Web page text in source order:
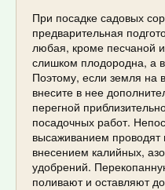
При посадке садовых
предварительная
любая, кроме песчаной
слишком плодородна, а
Поэтому, если земля на
внесите в нее
перегной
посадочных работ.
высаживанием проводят
внесением калийных,
удобрений.
поливают и оставляют